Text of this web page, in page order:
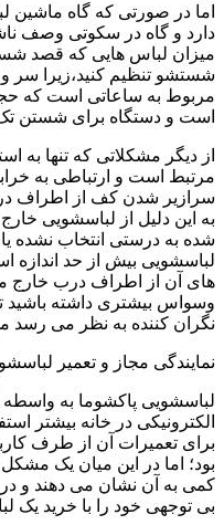
اما در صورتی که گاه
دارد و گاه در سکوتی وصف
میزان لباس هایی که قصد
شستشو تنظیم کنید،زیرا سر
مربوط به ساعاتی است که
است و دستگاه برای شستن
از دیگر مشکلاتی که تنها به
مرتبط است و ارتباطی به
سرازیر شدن کف از اطراف
به این دلیل از لباسشویی
شده به درستی انتخاب نشده
لباسشویی بیش از حد اندازه
های آن از اطراف درب خارج می
وسواس بیشتری داشته باشید
نگران کننده به نظر می رسد
نمایندگی مجاز و تعمیر
لباسشویی پاکشوما به
الکترونیکی در خانه بیشتر
برای تعمیرات آن از طرف
بود؛ اما در این میان یک
کمی به آن نشان می دهند و در
بی توجهی خود را با خرید یک